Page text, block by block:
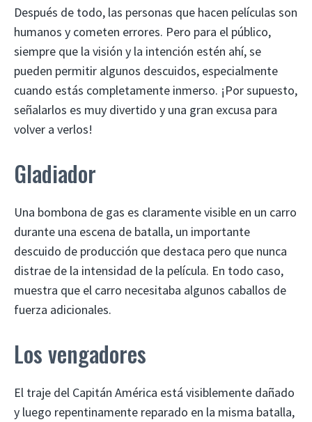
Después de todo, las personas que hacen películas son
humanos y cometen errores. Pero para el público,
siempre que la visión y la intención estén ahí, se
pueden permitir algunos descuidos, especialmente
cuando estás completamente inmerso. ¡Por supuesto,
señalarlos es muy divertido y una gran excusa para
volver a verlos!
Gladiador
Una bombona de gas es claramente visible en un carro
durante una escena de batalla, un importante
descuido de producción que destaca pero que nunca
distrae de la intensidad de la película. En todo caso,
muestra que el carro necesitaba algunos caballos de
fuerza adicionales.
Los vengadores
El traje del Capitán América está visiblemente dañado
y luego repentinamente reparado en la misma batalla,